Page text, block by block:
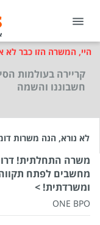
היי, המשרה הזו כבר לא
חשבוננו והשמה
לא נורא, הנה משרות
משרה התחלתית!
מחשבים לפתח
ומשרדתית! >
ONE BPO